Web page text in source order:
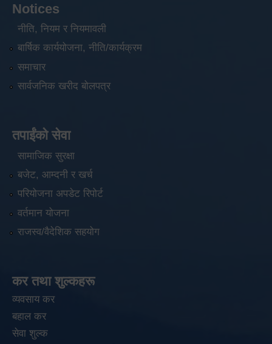
Notices
नीति, नियम र नियमावली
बार्षिक कार्ययोजना, नीति/कार्यक्रम
समाचार
सार्वजनिक खरीद बोलपत्र
तपाईंको सेवा
सामाजिक सुरक्षा
बजेट, आम्दनी र खर्च
परियोजना अपडेट रिपोर्ट
वर्तमान योजना
राजस्व/वैदेशिक सहयोग
कर तथा शुल्कहरू
व्यवसाय कर
बहाल कर
सेवा शुल्क